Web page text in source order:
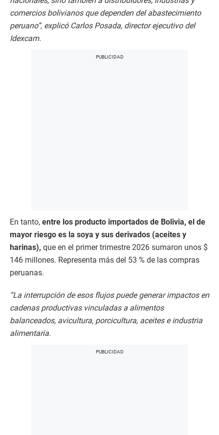
comercios bolivianos que dependen del abastecimiento
peruano”, explicó Carlos Posada, director ejecutivo del
Idexcam.
En tanto, entre los producto importados de Bolivia, el de
mayor riesgo es la soya y sus derivados (aceites y
harinas), que en el primer trimestre 2026 sumaron unos $
146 millones. Representa más del 53 % de las compras
peruanas.
“La interrupción de esos flujos puede generar impactos en
cadenas productivas vinculadas a alimentos
balanceados, avicultura, porcicultura, aceites e industria
alimentaria.